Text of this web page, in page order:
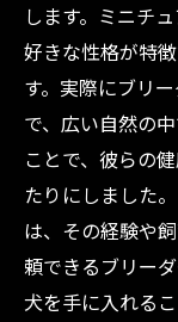
します。ミニチ
好きな性格が特
す。実際にブリ
で、広い自然の
ことで、彼らの
たりにしました
は、その経験や
頼できるブリー
犬を手に入れる